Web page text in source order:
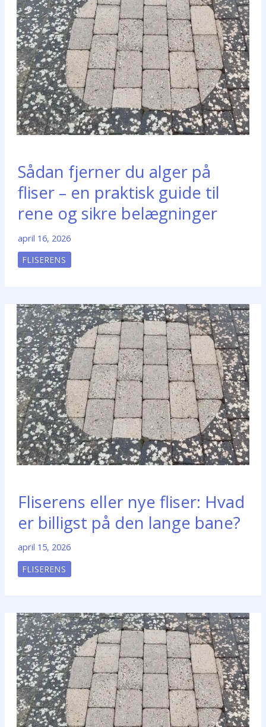
Sådan fjerner du alger på
fliser – en praktisk guide til
rene og sikre belægninger
april 16, 2026
FLISERENS
Fliserens eller nye fliser: Hvad
er billigst på den lange bane?
april 15, 2026
FLISERENS